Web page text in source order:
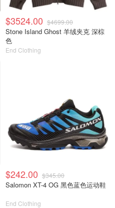
$3524.00 $4699.00
Stone Island Ghost 羊绒夹克 深棕
色
End Clothing
$242.00 $345.00
Salomon XT-4 OG 黑色蓝色运动鞋
End Clothing